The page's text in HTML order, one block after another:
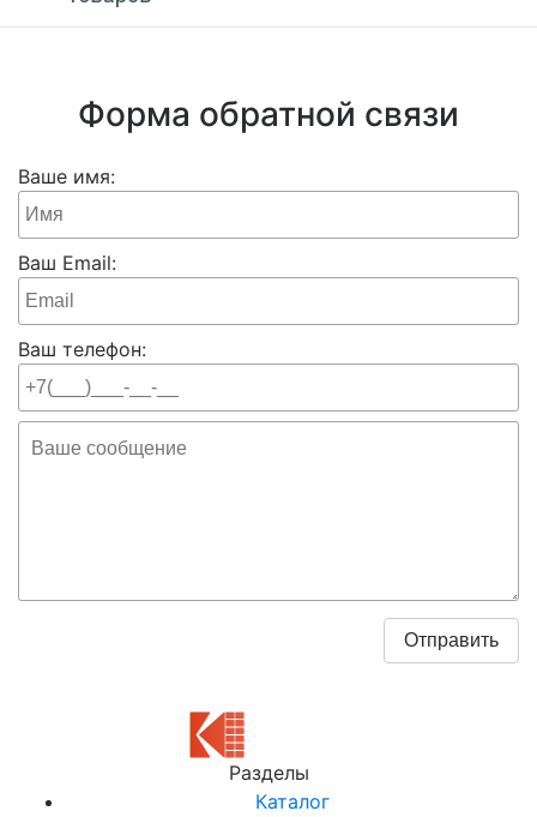
Форма обратной связи
Ваше имя:
Ваш Email:
Ваш телефон:
Разделы
Каталог